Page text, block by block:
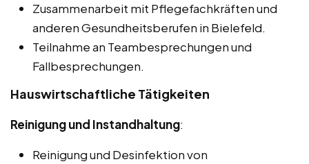
Zusammenarbeit mit Pflegefachkräften und
anderen Gesundheitsberufen in Bielefeld.
Teilnahme an Teambesprechungen und
Fallbesprechungen.
Hauswirtschaftliche Tätigkeiten
Reinigung und Instandhaltung:
Reinigung und Desinfektion von